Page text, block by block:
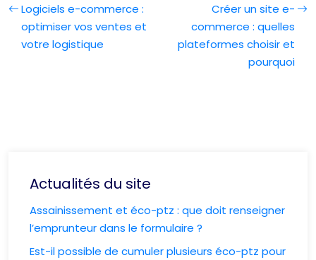
Logiciels e-commerce :
optimiser vos ventes et
votre logistique
Créer un site e-
commerce : quelles
plateformes choisir et
pourquoi
Actualités du site
Assainissement et éco-ptz : que doit renseigner
l’emprunteur dans le formulaire ?
Est-il possible de cumuler plusieurs éco-ptz pour